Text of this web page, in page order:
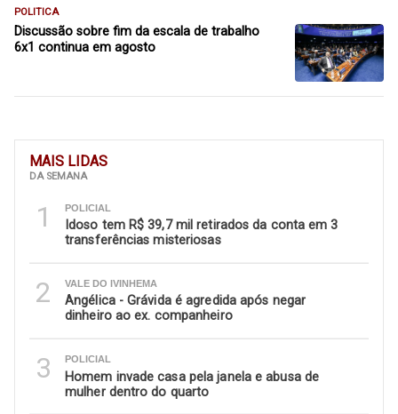
MAIS LIDAS
DA SEMANA
1 POLICIAL
Idoso tem R$ 39,7 mil retirados da conta em 3
transferências misteriosas
2 VALE DO IVINHEMA
Angélica - Grávida é agredida após negar
dinheiro ao ex. companheiro
3 POLICIAL
Homem invade casa pela janela e abusa de
mulher dentro do quarto
POLITICA
Discussão sobre fim da escala de trabalho
6x1 continua em agosto